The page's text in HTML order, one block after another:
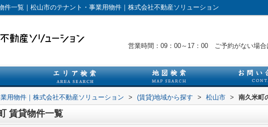
件一覧｜松山市のテナント・事業用物件｜株式会社不動産ソリューション
営業時間：09：00～17：00 ご予約がない場
用物件｜株式会社不動産ソリューション > (賃貸)地域から探す > 松山市 > 南久米町
賃貸物件一覧